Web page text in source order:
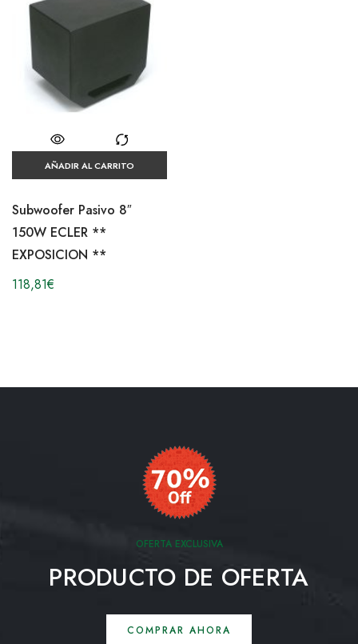
AÑADIR AL CARRITO
Subwoofer Pasivo 8″
150W ECLER **
EXPOSICION **
118,81€
OFERTA EXCLUSIVA
PRODUCTO DE OFERTA
COMPRAR AHORA